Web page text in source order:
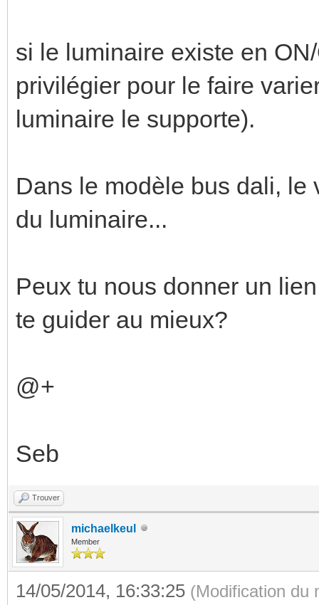
si le luminaire existe en
privilégier pour le faire
luminaire le supporte).
Dans le modèle bus dali, le
du luminaire...
Peux tu nous donner un
te guider au mieux?
@+
Seb
Trouver
michaelkeul
Member
14/05/2014, 16:33:25 (Modification du